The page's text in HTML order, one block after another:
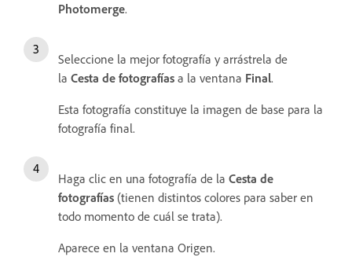
Photomerge.
Seleccione la mejor fotografía y arrástrela de
la Cesta de fotografías a la ventana Final.
Esta fotografía constituye la imagen de base para la
fotografía final.
Haga clic en una fotografía de la Cesta de
fotografías (tienen distintos colores para saber en
todo momento de cuál se trata).
Aparece en la ventana Origen.